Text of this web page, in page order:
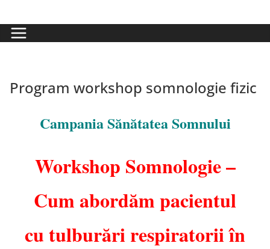
Program workshop somnologie fizic
Campania Sănătatea Somnului
Workshop Somnologie –
Cum abordăm pacientul
cu tulburări respiratorii în